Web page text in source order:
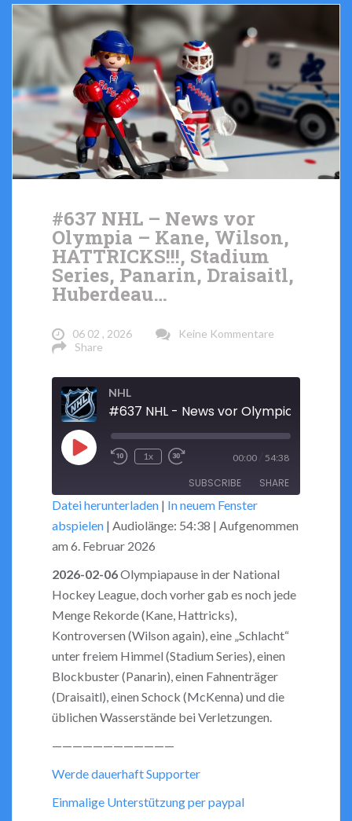
#637 NHL – News vor
Olympia – Kane, Wilson,
HATTRICKS!!!, Stadium
Series, Panarin, Draisaitl,
Huberdeau…
06 02 , 2026
Keine Kommentare
Share
NHL
Play
Rewind
Seconds
1x
Fast
Forward
30
seconds
00:00 54:38
SUBSCRIBE SHARE
RSS FEED
SHARE
EMBED
Datei herunterladen | In neuem Fenster
abspielen | Audiolänge: 54:38 | Aufgenommen
am 6. Februar 2026
2026-02-06Olympiapause in der National
Hockey League, doch vorher gab es noch jede
Menge Rekorde (Kane, Hattricks),
Kontroversen (Wilson again), eine „Schlacht“
unter freiem Himmel (Stadium Series), einen
Blockbuster (Panarin), einen Fahnenträger
(Draisaitl), einen Schock (McKenna) und die
üblichen Wasserstände bei Verletzungen.
————————————
Werde dauerhaft Supporter
Einmalige Unterstützung per paypal